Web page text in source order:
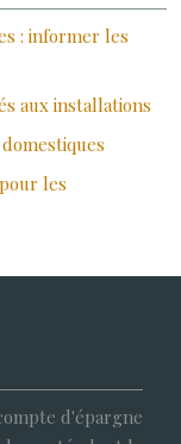
: informer les
aux installations
les
d'épargne